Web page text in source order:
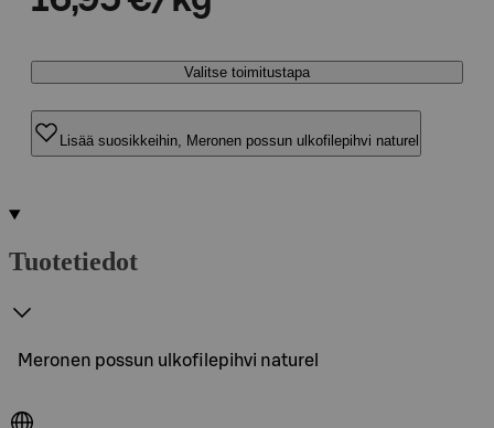
Valitse toimitustapa
Lisää suosikkeihin, Meronen possun ulkofilepihvi naturel
Tuotetiedot
Meronen possun ulkofilepihvi naturel